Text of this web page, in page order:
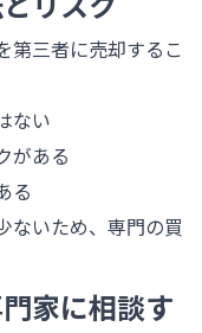
第三者に売却するこ
ない
がある
る
ないため、専門の買
家に相談す